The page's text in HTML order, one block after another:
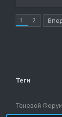
1 2
Теги
Теневой